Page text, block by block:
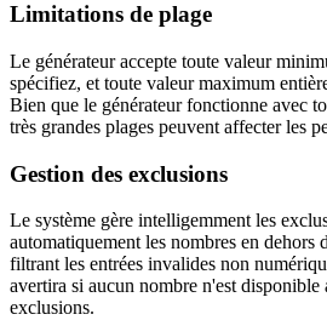
Limitations de plage
Le générateur accepte toute valeur
spécifiez, et toute valeur maximum
Bien que le générateur fonctionne avec
très grandes plages peuvent affecter les
Gestion des exclusions
Le système gère intelligemment les
automatiquement les nombres en dehors
filtrant les entrées invalides non
avertira si aucun nombre n'est disponible
exclusions.